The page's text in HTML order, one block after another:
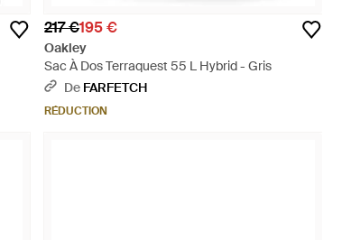
217 €195 €
Oakley
Sac À Dos Terraquest 55 L Hybrid - Gris
De FARFETCH
RÉDUCTION